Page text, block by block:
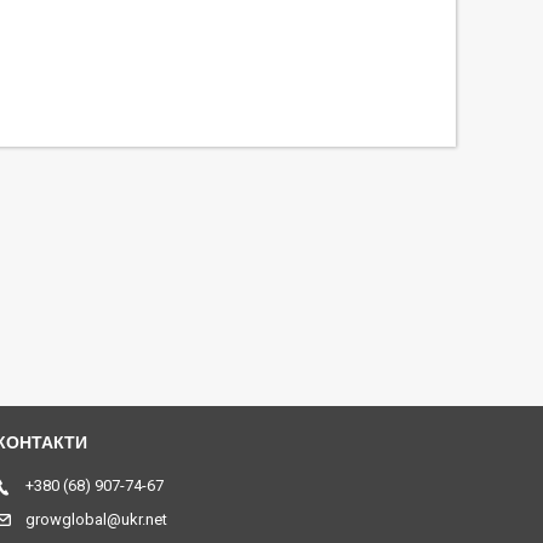
+380 (68) 907-74-67
growglobal@ukr.net